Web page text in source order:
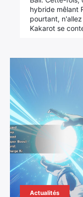
hybride mêlant
pourtant,
Kakarot se
Actualités